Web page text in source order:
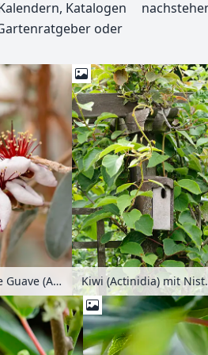
Katalogen
oder
Brasilianische Guave (Acca sellowiana 'Mammoth') Kiwi